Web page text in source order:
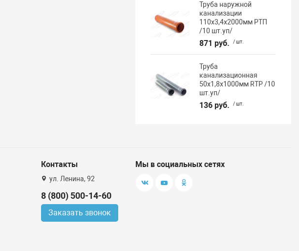
Труба наружной
канализации
110х3,4х2000мм РТП
/10 шт.уп/
871 руб. / шт.
Труба
канализационная
50х1,8х1000мм RTP /10
шт.уп/
136 руб. / шт.
Контакты
ул. Ленина, 92
8 (800) 500-14-60
Заказать звонок
Мы в социальных сетях